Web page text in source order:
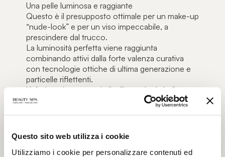
Questo sito web utilizza i cookie
Utilizziamo i cookie per personalizzare contenuti ed
Una pelle luminosa e raggiante
Questo è il presupposto ottimale per un make-up
“nude-look” e per un viso impeccabile, a
prescindere dal trucco.
La luminosità perfetta viene raggiunta
combinando attivi dalla forte valenza curativa
con tecnologie ottiche di ultima generazione e
particelle riflettenti.
Un’azione intensa a più livelli, perché la bellezza
parta dalla sostanza – una pelle sana – e si